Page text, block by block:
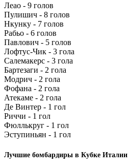
Леао - 9 голов
Пулишич - 8 голов
Нкунку - 7 голов
Рабьо - 6 голов
Павлович - 5 голов
Лофтус-Чик - 3 гола
Салемакерс - 3 гола
Бартезаги - 2 гола
Модрич - 2 гола
Фофана - 2 гола
Атекаме - 2 гола
Де Винтер - 1 гол
Риччи - 1 гол
Фюллькруг - 1 гол
Эступиньян - 1 гол
Лучшие бомбардиры в Кубке Италии